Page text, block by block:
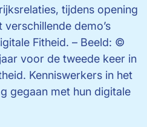
tijdens opening
demo’s
Fitheid. – Beeld: ©
voor de tweede keer in
Kenniswerkers in het
gegaan met hun digitale